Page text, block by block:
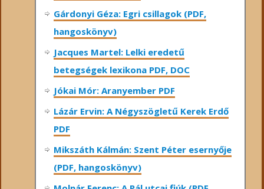
Gárdonyi Géza: Egri csillagok (PDF,
hangoskönyv)
Jacques Martel: Lelki eredetű
betegségek lexikona PDF, DOC
Jókai Mór: Aranyember PDF
Lázár Ervin: A Négyszögletű Kerek Erdő
PDF
Mikszáth Kálmán: Szent Péter esernyője
(PDF, hangoskönyv)